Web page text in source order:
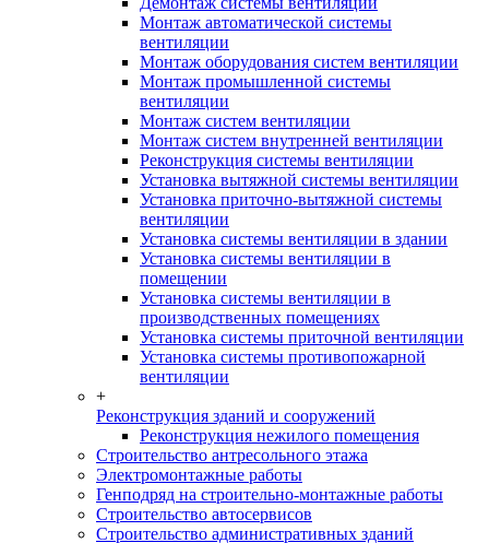
Монтаж автоматической системы
вентиляции
Монтаж оборудования систем вентиляции
Монтаж промышленной системы
вентиляции
Монтаж систем вентиляции
Монтаж систем внутренней вентиляции
Реконструкция системы вентиляции
Установка вытяжной системы вентиляции
Установка приточно-вытяжной системы
вентиляции
Установка системы вентиляции в здании
Установка системы вентиляции в
помещении
Установка системы вентиляции в
производственных помещениях
Установка системы приточной вентиляции
Установка системы противопожарной
вентиляции
+
Реконструкция зданий и сооружений
Реконструкция нежилого помещения
Строительство антресольного этажа
Электромонтажные работы
Генподряд на строительно-монтажные работы
Строительство автосервисов
Строительство административных зданий